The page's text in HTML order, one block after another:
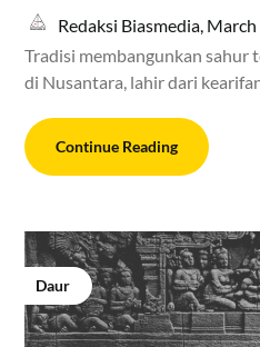
Redaksi Biasmedia, March
Tradisi membangunkan sahur
di Nusantara, lahir dari
Continue Reading
Daur